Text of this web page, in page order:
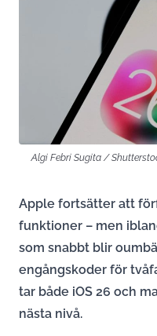
Algi Febri Sugita /
Apple fortsätter att
funktioner – men
som snabbt blir
engångskoder för
tar både iOS 26 och
nästa nivå.